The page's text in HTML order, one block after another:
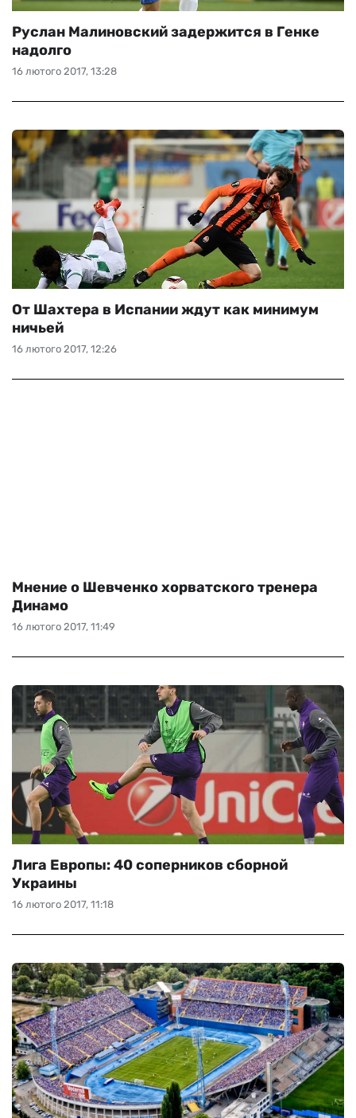
16 лютого 2017, 13:28
Руслан Малиновский задержится в Генке
надолго
16 лютого 2017, 12:26
От Шахтера в Испании ждут как минимум
ничьей
16 лютого 2017, 11:49
Мнение о Шевченко хорватского тренера
Динамо
16 лютого 2017, 11:18
Лига Европы: 40 соперников сборной
Украины